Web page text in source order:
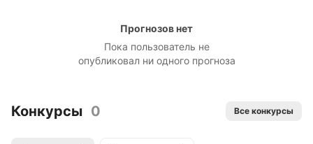
Прогнозов нет
Пока пользователь не
опубликовал ни одного прогноза
Конкурсы 0 Все конкурсы